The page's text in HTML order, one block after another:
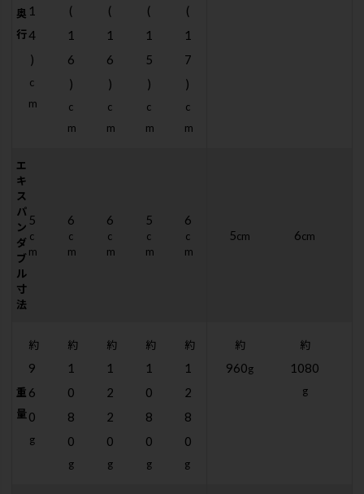
奥
行
1
4
)
c
m
(
1
6
)
c
m
(
1
6
)
c
m
(
1
5
)
c
m
(
1
7
)
c
m
エ
キ
ス
パ
ン
ダ
ブ
ル
寸
法
5
c
m
6
c
m
6
c
m
5
c
m
6
c
m
5cm 6cm
重
量
約
9
6
0
g
約
1
0
8
0
g
約
1
2
2
0
g
約
1
0
8
0
g
約
1
2
8
0
g
約
960g
約
1080
g